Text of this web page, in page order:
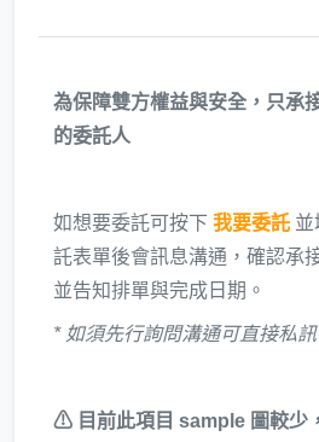
為保障雙方權益與安全，只承
的委託人
如想要委託可按下 我要委託 並
託表單後會訊息溝通，確認承
並告知排單與完成日期。
* 如須先行詢問溝通可直接私訊
⚠ 目前此項目 sample 圖較少